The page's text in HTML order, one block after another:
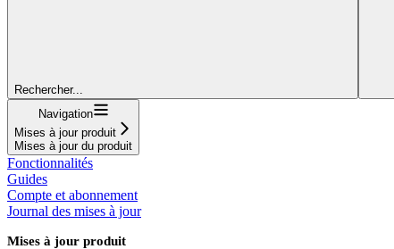
Rechercher...
Navigation
Mises à jour produit
Mises à jour du produit
Fonctionnalités
Guides
Compte et abonnement
Journal des mises à jour
Mises à jour produit